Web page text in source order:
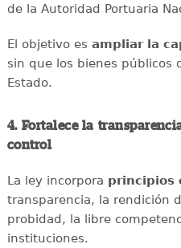
de la Autoridad Portuaria
El objetivo es ampliar la
sin que los bienes públicos
Estado.
4. Fortalece la
control
La ley incorpora principios
transparencia, la rendición
probidad, la libre
instituciones.